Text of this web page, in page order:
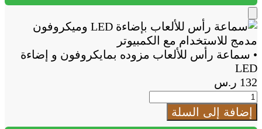
للألعاب
مزوده
بمايكروفون
و
إضاءة
LED
Add
to
Cart
• سماعة رأس للألعاب مزوده بمايكروفون و إضاءة
LED
132 ر.س
كمية
سماعة
إضافة إلى السلة